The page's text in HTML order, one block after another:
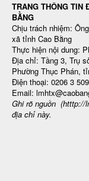
TRANG THÔNG TIN
BẰNG
Chịu trách nhiệm: Ông
xã tỉnh Cao Bằng
Thực hiện nội dung:
Địa chỉ: Tầng 3, Trụ
Phường Thục Phán,
Điện thoại: 0206 3
Email:
Ghi rõ nguồn (htttp://
địa chỉ này.